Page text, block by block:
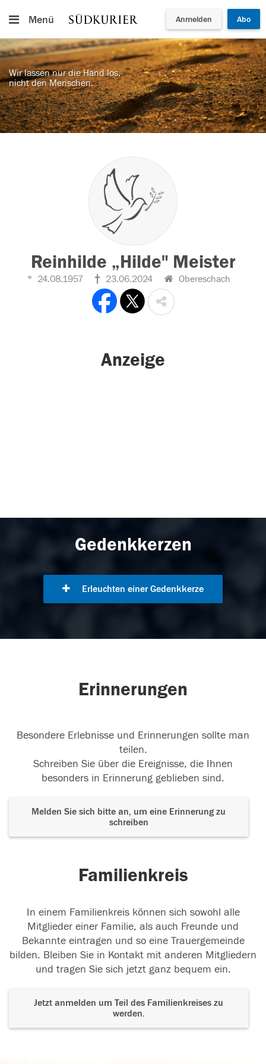
Menü Anmelden Abo
Wir lassen nur die Hand los,
nicht den Menschen.
Reinhilde „Hilde" Meister
24.08.1957 23.06.2024 Obereschach
Anzeige
Gedenkkerzen
Erleuchten einer Gedenkkerze
Erinnerungen
Besondere Erlebnisse und Erinnerungen sollte man
teilen.
Schreiben Sie über die Ereignisse, die Ihnen
besonders in Erinnerung geblieben sind.
Melden Sie sich bitte an, um eine Erinnerung zu
schreiben
Familienkreis
In einem Familienkreis können sich sowohl alle
Mitglieder einer Familie, als auch Freunde und
Bekannte eintragen und so eine Trauergemeinde
bilden. Bleiben Sie in Kontakt mit anderen Mitgliedern
und tragen Sie sich jetzt ganz bequem ein.
Jetzt anmelden um Teil des Familienkreises zu
werden.